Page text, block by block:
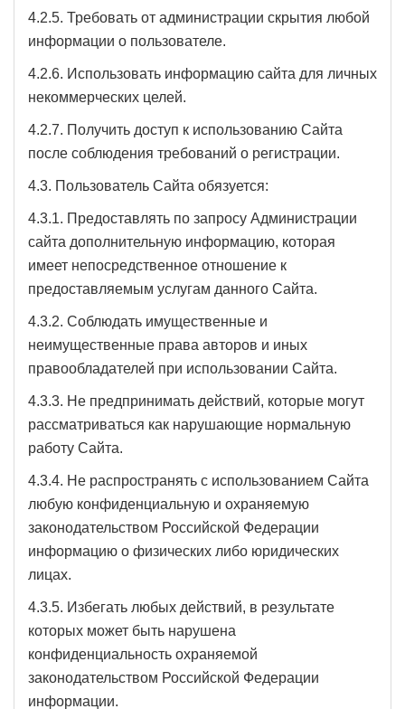
4.2.5. Требовать от администрации скрытия любой
информации о пользователе.
4.2.6. Использовать информацию сайта для личных
некоммерческих целей.
4.2.7. Получить доступ к использованию Сайта
после соблюдения требований о регистрации.
4.3. Пользователь Сайта обязуется:
4.3.1. Предоставлять по запросу Администрации
сайта дополнительную информацию, которая
имеет непосредственное отношение к
предоставляемым услугам данного Сайта.
4.3.2. Соблюдать имущественные и
неимущественные права авторов и иных
правообладателей при использовании Сайта.
4.3.3. Не предпринимать действий, которые могут
рассматриваться как нарушающие нормальную
работу Сайта.
4.3.4. Не распространять с использованием Сайта
любую конфиденциальную и охраняемую
законодательством Российской Федерации
информацию о физических либо юридических
лицах.
4.3.5. Избегать любых действий, в результате
которых может быть нарушена
конфиденциальность охраняемой
законодательством Российской Федерации
информации.